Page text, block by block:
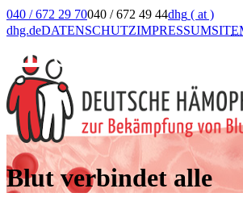
040 / 672 29 70040 / 672 49 44dhg ( at )
dhg.deDATENSCHUTZIMPRESSUMSIT
Blut verbindet alle